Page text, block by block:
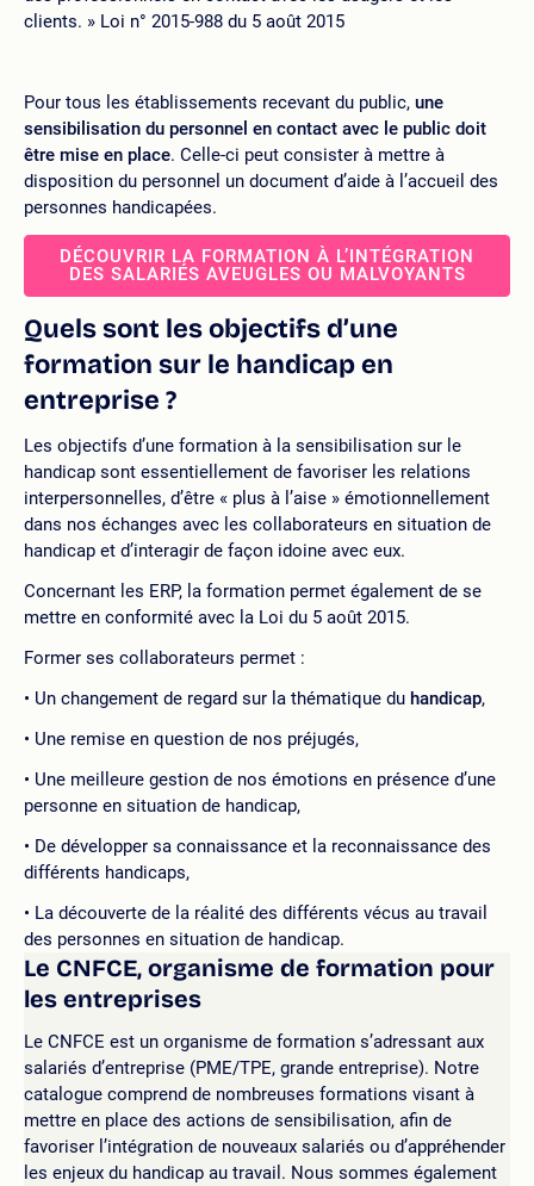
clients. » Loi n° 2015-988 du 5 août 2015
Pour tous les établissements recevant du public, une
sensibilisation du personnel en contact avec le public doit
être mise en place. Celle-ci peut consister à mettre à
disposition du personnel un document d’aide à l’accueil des
personnes handicapées.
DÉCOUVRIR LA FORMATION À L’INTÉGRATION
DES SALARIÉS AVEUGLES OU MALVOYANTS
Quels sont les objectifs d’une
formation sur le handicap en
entreprise ?
Les objectifs d’une formation à la sensibilisation sur le
handicap sont essentiellement de favoriser les relations
interpersonnelles, d’être « plus à l’aise » émotionnellement
dans nos échanges avec les collaborateurs en situation de
handicap et d’interagir de façon idoine avec eux.
Concernant les ERP, la formation permet également de se
mettre en conformité avec la Loi du 5 août 2015.
Former ses collaborateurs permet :
Un changement de regard sur la thématique du handicap,
Une remise en question de nos préjugés,
Une meilleure gestion de nos émotions en présence d’une
personne en situation de handicap,
De développer sa connaissance et la reconnaissance des
différents handicaps,
La découverte de la réalité des différents vécus au travail
des personnes en situation de handicap.
Le CNFCE, organisme de formation pour
les entreprises
Le CNFCE est un organisme de formation s’adressant aux
salariés d’entreprise (PME/TPE, grande entreprise). Notre
catalogue comprend de nombreuses formations visant à
mettre en place des actions de sensibilisation, afin de
favoriser l’intégration de nouveaux salariés ou d’appréhender
les enjeux du handicap au travail. Nous sommes également